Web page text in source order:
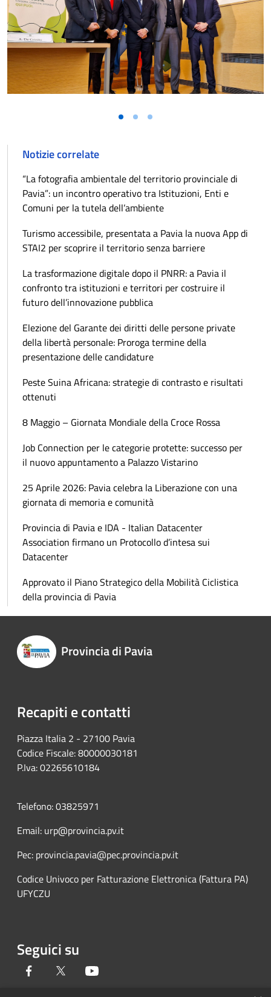
Notizie correlate
“La fotografia ambientale del territorio provinciale di
Pavia”: un incontro operativo tra Istituzioni, Enti e
Comuni per la tutela dell’ambiente
Turismo accessibile, presentata a Pavia la nuova App di
STAI2 per scoprire il territorio senza barriere
La trasformazione digitale dopo il PNRR: a Pavia il
confronto tra istituzioni e territori per costruire il
futuro dell’innovazione pubblica
Elezione del Garante dei diritti delle persone private
della libertà personale: Proroga termine della
presentazione delle candidature
Peste Suina Africana: strategie di contrasto e risultati
ottenuti
8 Maggio – Giornata Mondiale della Croce Rossa
Job Connection per le categorie protette: successo per
il nuovo appuntamento a Palazzo Vistarino
25 Aprile 2026: Pavia celebra la Liberazione con una
giornata di memoria e comunità
Provincia di Pavia e IDA - Italian Datacenter
Association firmano un Protocollo d’intesa sui
Datacenter
Approvato il Piano Strategico della Mobilità Ciclistica
della provincia di Pavia
Provincia di Pavia
Recapiti e contatti
Piazza Italia 2 - 27100 Pavia
Codice Fiscale: 80000030181
P.Iva: 02265610184
Telefono: 03825971
Email: urp@provincia.pv.it
Pec: provincia.pavia@pec.provincia.pv.it
Codice Univoco per Fatturazione Elettronica (Fattura PA)
UFYCZU
Seguici su
Facebook Twitter